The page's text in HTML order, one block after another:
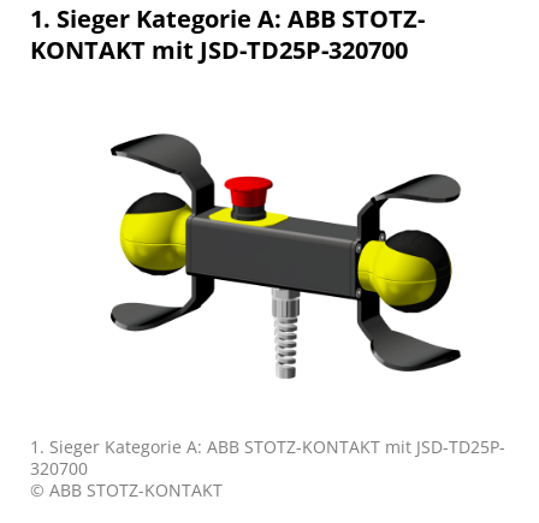
1. Sieger Kategorie A: ABB STOTZ-
KONTAKT mit JSD-TD25P-320700
1. Sieger Kategorie A: ABB STOTZ-KONTAKT mit JSD-TD25P-
320700
© ABB STOTZ-KONTAKT